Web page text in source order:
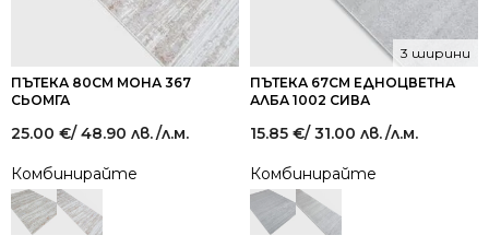
ПЪТЕКА 80СМ МОНА 367
СЬОМГА
25.00 €/ 48.90 лв./л.м.
Комбинирайте
ПЪТЕКА 67СМ ЕДНОЦВЕТНА
АЛБА 1002 СИВА
3 ширини
15.85 €/ 31.00 лв./л.м.
Комбинирайте